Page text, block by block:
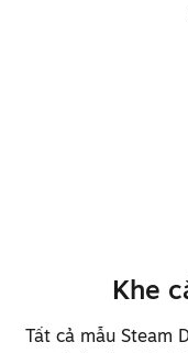
firmware
Khe
Tất cả mẫu Steam